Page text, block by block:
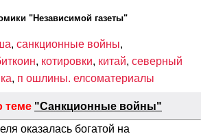
"Независимой газеты"
, санкционные войны,
, котировки, китай, северный
, п ошлины. елсоматериалы
теме "Санкционные войны"
оказалась богатой на